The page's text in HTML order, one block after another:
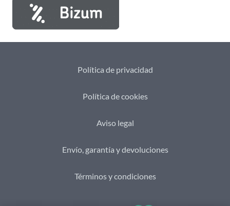
Política de privacidad
Política de cookies
Aviso legal
Envío, garantía y devoluciones
Términos y condiciones